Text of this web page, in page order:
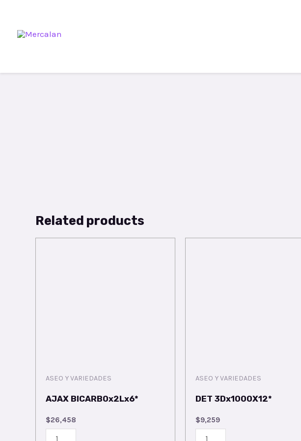
Related products
ASEO Y VARIEDADES
AJAX BICARBOx2Lx6*
$26,458
ASEO Y VARIEDADES
DET 3Dx1000X12*
$9,259